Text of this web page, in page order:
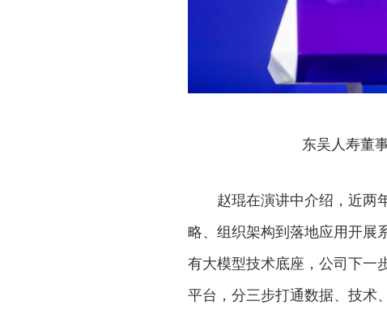
东吴人寿董
赵琨在演讲中介绍，近两
略、组织架构到落地应用开展
有大模型技术底座，公司下一
平台，分三步打通数据、技术